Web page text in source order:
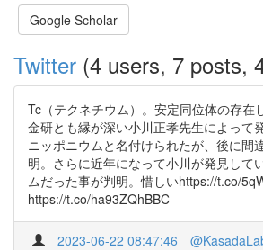
Google Scholar
Twitter (4 users, 7 posts,
Tc（テクネチウム）。安定同位体の存在
金研とも縁が深い小川正孝先生によって
ニッポニウムと名付けられたが、後に間
明。さらに近年になって小川が発見して
ムだった事が判明。惜しいhttps://t.co/
https://t.co/ha93ZQhBBC
2023-06-22 08:47:46